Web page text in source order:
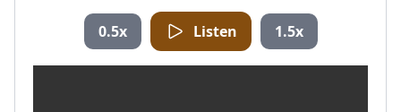
0.5x Listen 1.5x